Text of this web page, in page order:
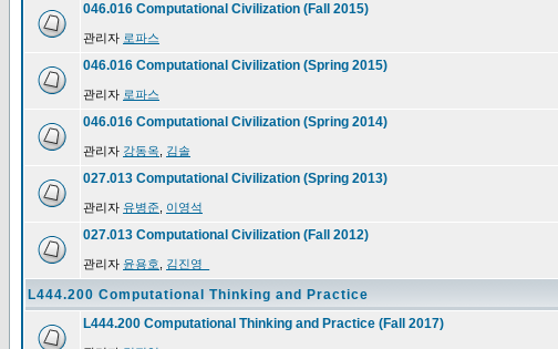
046.016 Computational Civilization (Fall 2015)
관리자 로파스
046.016 Computational Civilization (Spring 2015)
관리자 로파스
046.016 Computational Civilization (Spring 2014)
관리자 강동옥 김솔
027.013 Computational Civilization (Spring 2013)
관리자 유병준 이영석
027.013 Computational Civilization (Fall 2012)
관리자 윤용호 김진영_
L444.200 Computational Thinking and Practice
L444.200 Computational Thinking and Practice (Fall 2017)